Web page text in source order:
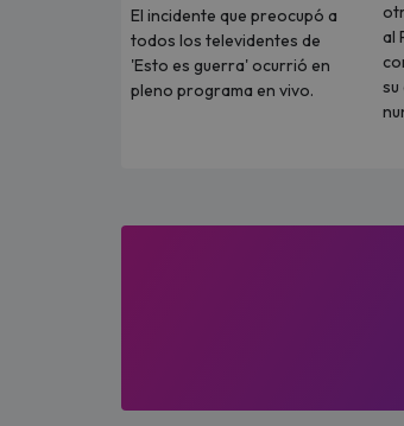
El incidente que preocupó a
todos los televidentes de
'Esto es guerra' ocurrió en
pleno programa en vivo.
al
su